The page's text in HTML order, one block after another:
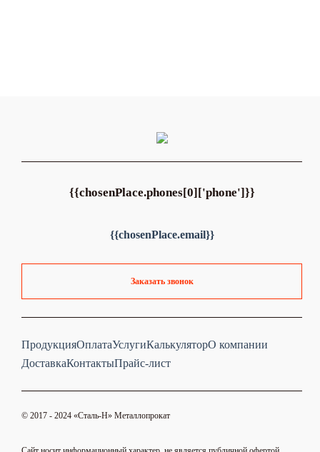
ПродукцияОплатаУслугиКалькуляторО компании
ДоставкаКонтактыПрайс-лист
{{chosenPlace.phones[0]['phone']}}
{{chosenPlace.email}}
Заказать звонок
© 2017 - 2024 «Cталь-Н» Металлопрокат